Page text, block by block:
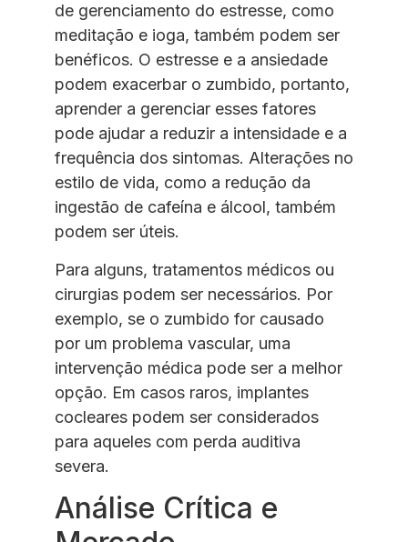
de gerenciamento do estresse, como
meditação e ioga, também podem ser
benéficos. O estresse e a ansiedade
podem exacerbar o zumbido, portanto,
aprender a gerenciar esses fatores
pode ajudar a reduzir a intensidade e a
frequência dos sintomas. Alterações no
estilo de vida, como a redução da
ingestão de cafeína e álcool, também
podem ser úteis.
Para alguns, tratamentos médicos ou
cirurgias podem ser necessários. Por
exemplo, se o zumbido for causado
por um problema vascular, uma
intervenção médica pode ser a melhor
opção. Em casos raros, implantes
cocleares podem ser considerados
para aqueles com perda auditiva
severa.
Análise Crítica e